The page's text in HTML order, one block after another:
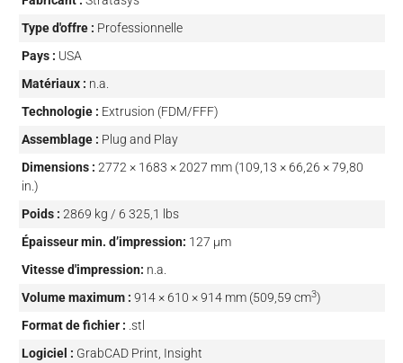
Type d'offre : Professionnelle
Pays : USA
Matériaux : n.a.
Technologie : Extrusion (FDM/FFF)
Assemblage : Plug and Play
Dimensions : 2772 × 1683 × 2027 mm (109,13 × 66,26 × 79,80
in.)
Poids : 2869 kg / 6 325,1 lbs
Épaisseur min. d’impression: 127 µm
Vitesse d'impression: n.a.
Volume maximum : 914 × 610 × 914 mm (509,59 cm3)
Format de fichier : .stl
Logiciel : GrabCAD Print, Insight